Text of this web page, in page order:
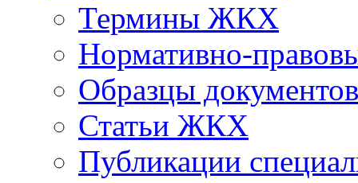
Термины ЖКХ
Нормативно-
Образцы документов
Статьи ЖКХ
Публикации